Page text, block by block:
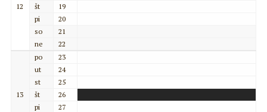
12
št
19
pi
20
so
21
ne
22
13
po
23
ut
24
st
25
št
26
pi
27